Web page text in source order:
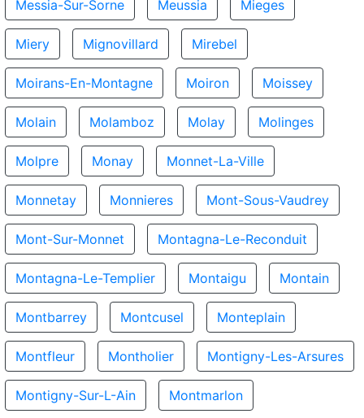
Messia-Sur-Sorne Meussia Mieges
Miery Mignovillard Mirebel
Moirans-En-Montagne Moiron Moissey
Molain Molamboz Molay Molinges
Molpre Monay Monnet-La-Ville
Monnetay Monnieres Mont-Sous-Vaudrey
Mont-Sur-Monnet Montagna-Le-Reconduit
Montagna-Le-Templier Montaigu Montain
Montbarrey Montcusel Monteplain
Montfleur Montholier Montigny-Les-Arsures
Montigny-Sur-L-Ain Montmarlon